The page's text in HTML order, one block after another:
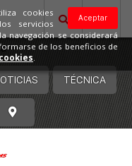
TÉCNICA
Aceptar
cookies
servicios
navegación se considerará
de los beneficios de
.